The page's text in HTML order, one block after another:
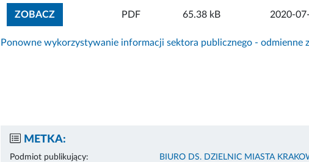
ZOBACZZOBACZ ZAŁĄCZNIK
PDF 65.38 kB 2020-
Ponowne wykorzystywanie informacji sektora publicznego - odmienne
METKA:
Podmiot publikujący:
BIURO DS. DZIELNIC MIASTA